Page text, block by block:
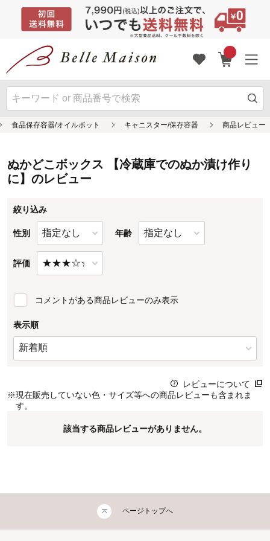
ぬかどこボックス 【冷蔵庫でのぬか漬け作り
に】のレビュー
絞り込み
性別 年齢
評価
コメントがある商品レビューのみ表示
表示順
レビューについて
※現在販売していない色・サイズ等への商品レビューも含まれま
す。
該当する商品レビューがありません。
ページトップへ